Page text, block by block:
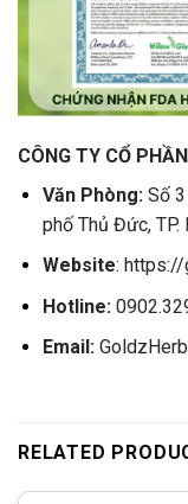
CÔNG TY CỔ
Văn Phòng:Số 3
phố Thủ Đức, TP.
Website:
Hotline:
Email:
RELATED